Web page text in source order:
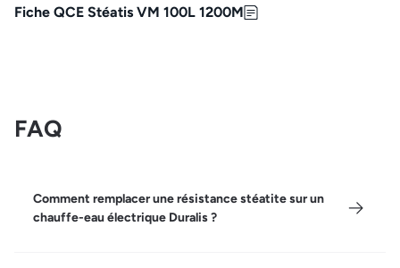
Fiche QCE Stéatis VM 100L 1200M
FAQ
Comment remplacer une résistance stéatite sur un
chauffe-eau électrique Duralis ?